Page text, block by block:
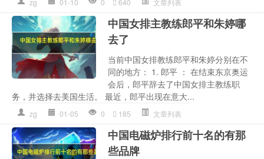
中国女排主教练郎平和朱婷哪
去了
当前中国女排教练郎平和朱婷分别在不
同的地方： 1. 郎平 ： 在结束东京奥运
会后，郎平辞去了中国女排主教练职
务，并选择去美国生活。 最近，郎平出现在意大...
zg 01-05 0 185 文章列表
中国电磁炉排行前十名的有那
些品牌